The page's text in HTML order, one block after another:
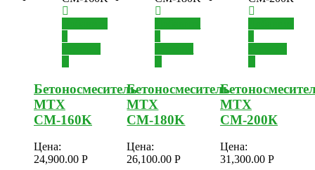
Бетоносмеситель
MTX
СМ-160K
Цена:
24,900.00 Р
Бетоносмеситель
MTX
СМ-180K
Цена:
26,100.00Р
MTX
СМ-200К
Цена:
31,300.00 Р